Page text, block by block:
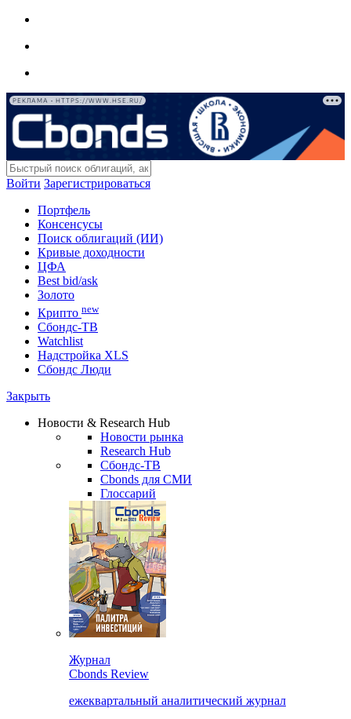
РЕКЛАМА • HTTPS://WWW.HSE.RU/
Войти Зарегистрироваться
Портфель
Консенсусы
Поиск облигаций (ИИ)
Кривые доходности
ЦФА
Best bid/ask
Золото
Крипто new
Сбондс-ТВ
Watchlist
Надстройка XLS
Сбондс Люди
Закрыть
Новости & Research Hub
Новости рынка
Research Hub
Сбондс-ТВ
Cbonds для СМИ
Глоссарий
Журнал
Cbonds Review
ежеквартальный аналитический журнал